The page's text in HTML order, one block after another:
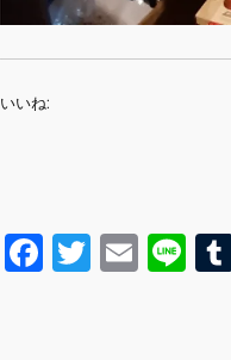
いいね:
F T E Li